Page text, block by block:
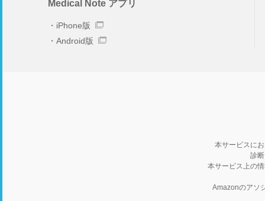
Medical Note アプリ
iPhone版
Android版
本サービスに
診
本サービス上の
Amazonのアソ